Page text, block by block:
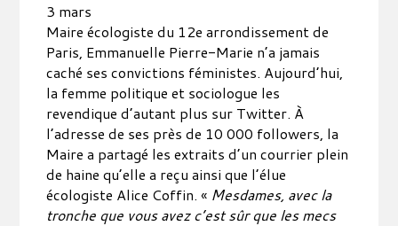
3 mars
Maire écologiste du 12e arrondissement de
Paris, Emmanuelle Pierre-Marie n’a jamais
caché ses convictions féministes. Aujourd’hui,
la femme politique et sociologue les
revendique d’autant plus sur Twitter. À
l’adresse de ses près de 10 000 followers, la
Maire a partagé les extraits d’un courrier plein
de haine qu’elle a reçu ainsi que l’élue
écologiste Alice Coffin. « Mesdames, avec la
tronche que vous avez c’est sûr que les mecs